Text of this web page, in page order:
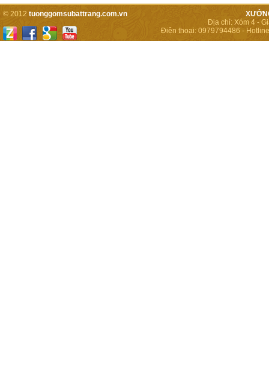
© 2012 tuonggomsubattrang.com.vn
Địa chỉ: Xóm 4 -
Điện thoại: 0979794486 -